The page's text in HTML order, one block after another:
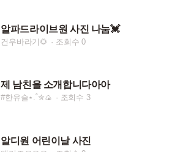
알파드라이브원 사진 나눔💓
건우바라기🌻 조회수 0
제 남친을 소개합니다아아
#한유슬⋆.˚✮🍙 조회수 3
알디원 어린이날 사진